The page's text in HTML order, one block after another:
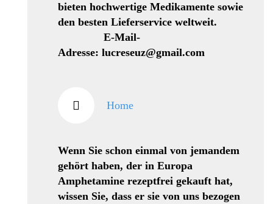
bieten hochwertige Medikamente sowie
den besten Lieferservice weltweit.
E-Mail-
Adresse: lucreseuz@gmail.com
Home
Wenn Sie schon einmal von jemandem
gehört haben, der in Europa
Amphetamine rezeptfrei gekauft hat,
wissen Sie, dass er sie von uns bezogen